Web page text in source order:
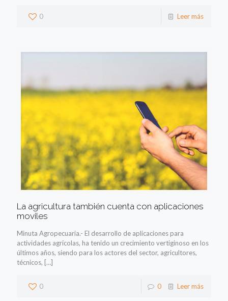
0 Leer más
La agricultura también cuenta con aplicaciones
moviles
Minuta Agropecuaria.- El desarrollo de aplicaciones para
actividades agrícolas, ha tenido un crecimiento vertiginoso en los
últimos años, siendo para los actores del sector, agricultores,
técnicos, […]
0 0 Leer más